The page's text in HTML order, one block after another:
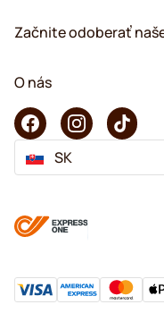
Začnite odoberať
O nás
SK